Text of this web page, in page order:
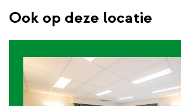
Ook op deze locatie